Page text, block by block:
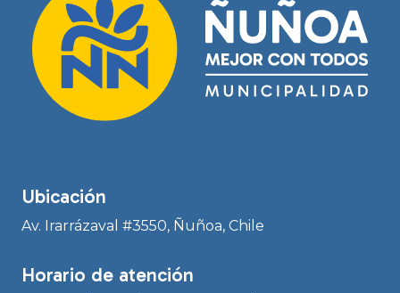
Ubicación
Av. Irarrázaval #3550, Ñuñoa, Chile
Horario de atención